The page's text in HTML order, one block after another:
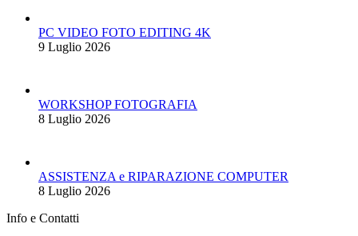
PC VIDEO FOTO EDITING 4K
9 Luglio 2026
WORKSHOP FOTOGRAFIA
8 Luglio 2026
ASSISTENZA e RIPARAZIONE COMPUTER
8 Luglio 2026
Info e Contatti